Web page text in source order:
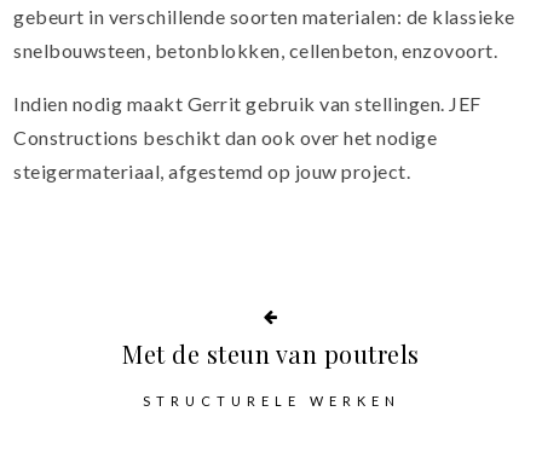
gebeurt in verschillende soorten materialen: de klassieke
snelbouwsteen, betonblokken, cellenbeton, enzovoort.
Indien nodig maakt Gerrit gebruik van stellingen. JEF
Constructions beschikt dan ook over het nodige
steigermateriaal, afgestemd op jouw project.
Met de steun van poutrels
STRUCTURELE WERKEN